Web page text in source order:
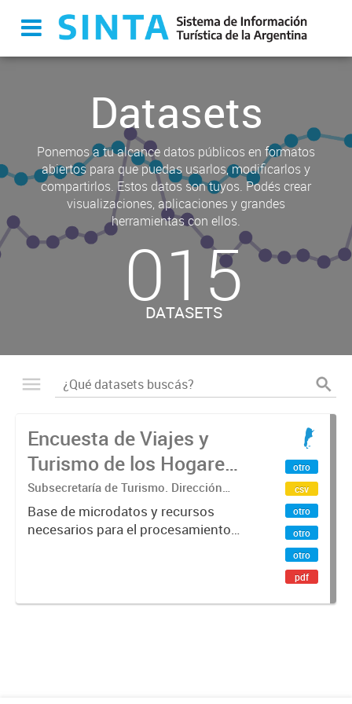
Datasets
Ponemos a tu alcance datos públicos en formatos
abiertos para que puedas usarlos, modificarlos y
compartirlos. Estos datos son tuyos. Podés crear
visualizaciones, aplicaciones y grandes
herramientas con ellos.
015
DATASETS
Encuesta de Viajes y
Turismo de los Hogares
(EVyTH) - Microdatos
Subsecretaría de Turismo. Dirección
Nacional de Mercados y Estadística
Base de microdatos y recursos
necesarios para el procesamiento
otro
csv
otro
otro
otro
pdf